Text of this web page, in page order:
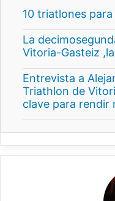
10 triatlones
La
Vitoria-Gasteiz
Entrevista a
Triathlon de
clave para rendir